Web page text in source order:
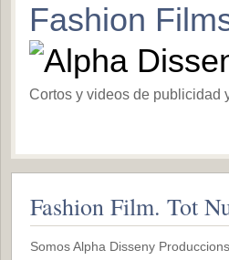
Fashion
Cortos y videos de publicidad
Fashion Film. Tot
Somos Alpha Disseny